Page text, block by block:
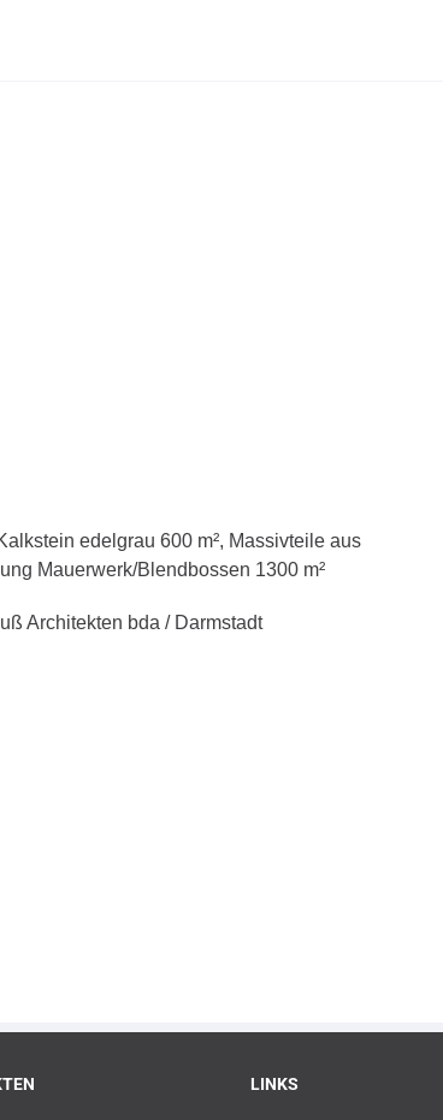
edelgrau 600 m², Massivteile aus
Mauerwerk/Blendbossen 1300 m²
Architekten bda / Darmstadt
LINKS